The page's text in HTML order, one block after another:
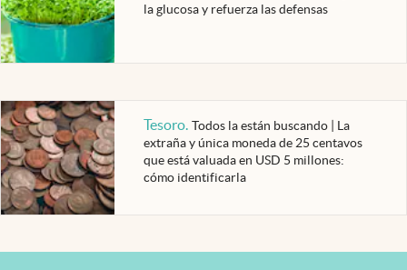
la glucosa y refuerza las defensas
Tesoro. Todos la están buscando | La
extraña y única moneda de 25 centavos
que está valuada en USD 5 millones:
cómo identificarla